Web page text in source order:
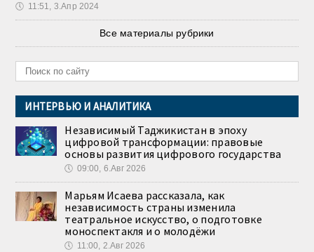
🕔 11:51, 3.Апр 2024
Все материалы рубрики
ИНТЕРВЬЮ И АНАЛИТИКА
Независимый Таджикистан в эпоху
цифровой трансформации: правовые
основы развития цифрового государства
🕔 09:00, 6.Авг 2026
Марьям Исаева рассказала, как
независимость страны изменила
театральное искусство, о подготовке
моноспектакля и о молодёжи
🕔 11:00, 2.Авг 2026